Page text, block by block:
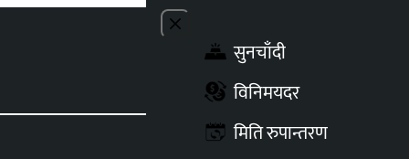
Close menu
सुनचाँदी
विनिमयदर
मिति रुपान्तरण